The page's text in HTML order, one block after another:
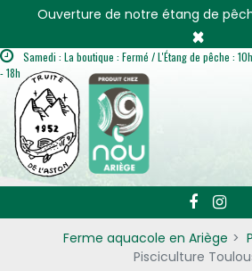
Ouverture de notre étang de
×
Samedi : La boutique : Fermé / L'Étang de pêche :
- 18h
Ferme aquacole en Ariège
Pisciculture
Panneau de gestion des cookies